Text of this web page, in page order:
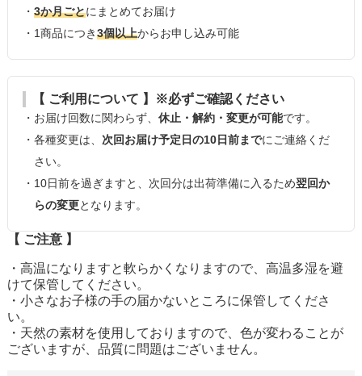
・ 3か月ごとにまとめてお届け
・1商品につき 3個以上からお申し込み可能
【 ご利用について 】※必ずご確認ください
・お届け回数に関わらず、 休止・解約・変更が可能です。
・各種変更は、 次回お届け予定日の10日前までにご連絡くだ
さい。
・10日前を過ぎますと、次回分は出荷準備に入るため翌回か
らの変更となります。
【 ご注意 】
・高温になりますと軟らかくなりますので、高温多湿を避
けて保管してください。
・小さなお子様の手の届かないところに保管してくださ
い。
・天然の素材を使用しておりますので、色が変わることが
ございますが、品質に問題はございません。